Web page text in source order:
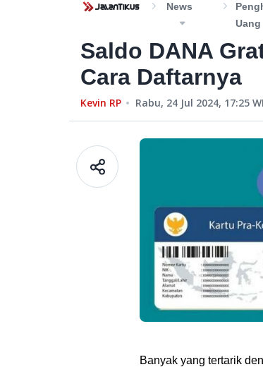
News
Uang
Saldo DANA
Cara Daftarnya
Kevin RP Rabu, 24 Jul 2024, 17:25
Banyak yang tertarik